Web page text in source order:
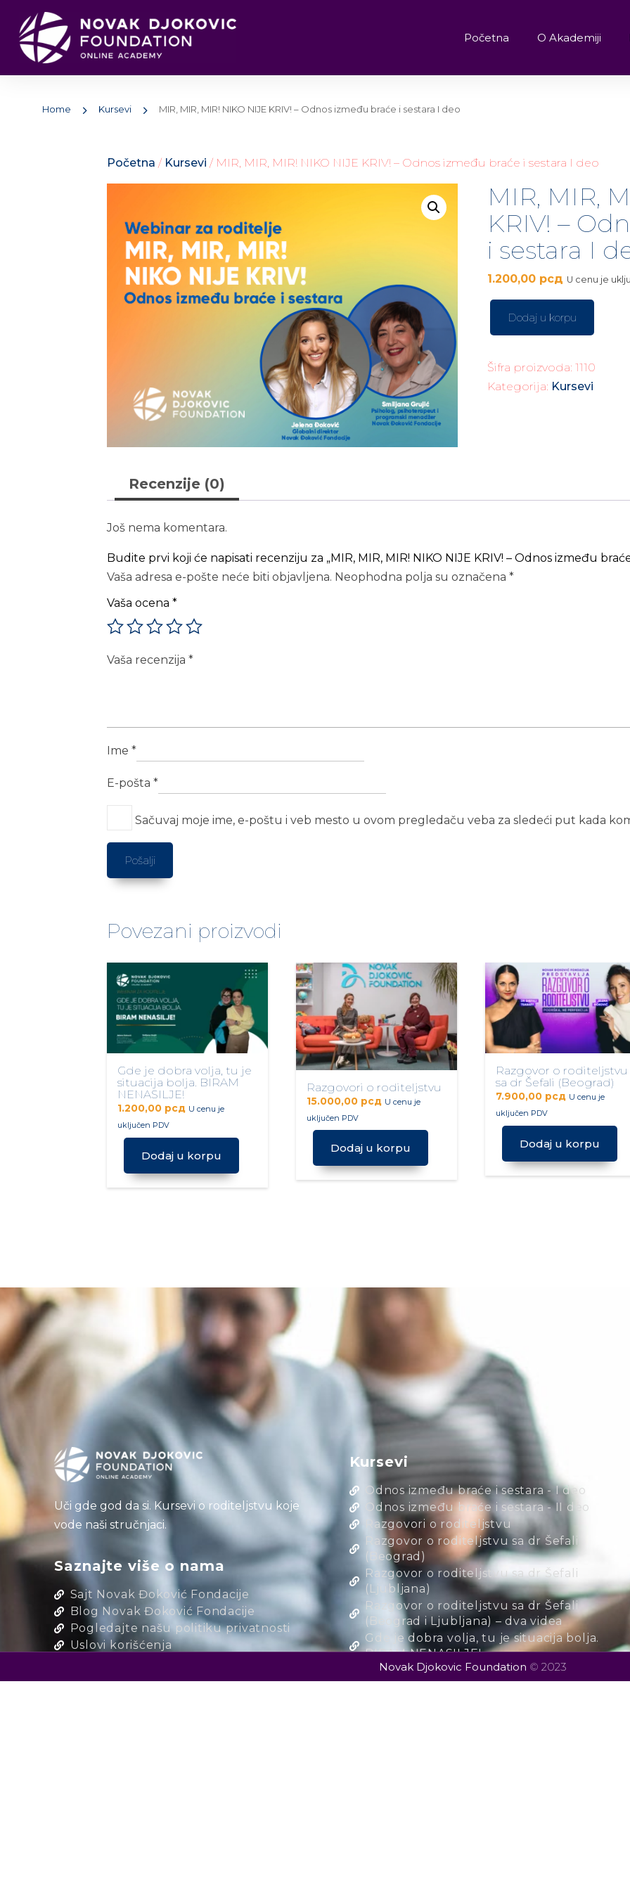
Početna O Akademiji
Home Kursevi MIR, MIR, MIR! NIKO NIJE KRIV! – Odnos između braće i sestara I deo
Početna / Kursevi / MIR, MIR, MIR! NIKO NIJE KRIV! – Odnos između braće i sestara I deo
MIR, MIR,
KRIV! –
i sestara I
1.200,00 рсд U cenu je
Dodaj u korpu
Šifra proizvoda: 1110
Kategorija: Kursevi
Recenzije (0)
Još nema komentara.
Budite prvi koji će napisati recenziju za „MIR, MIR, MIR! NIKO NIJE KRIV! – Odnos između
Vaša adresa e-pošte neće biti objavljena. Neophodna polja su označena *
Vaša ocena *
Vaša recenzija *
Ime *
E-pošta *
Sačuvaj moje ime, e-poštu i veb mesto u ovom pregledaču veba za sledeći put kada
Povezani proizvodi
Gde je dobra volja, tu je
situacija bolja. BIRAM
NENASILJE!
1.200,00 рсд U cenu je
uključen PDV
Dodaj u korpu
Razgovori o roditeljstvu
15.000,00 рсд U cenu je
uključen PDV
Dodaj u korpu
Razgovor o roditeljstvu
sa dr Šefali (Beograd)
7.900,00 рсд U cenu je
uključen PDV
Dodaj u korpu
Uči gde god da si. Kursevi o roditeljstvu koje
vode naši stručnjaci.
Saznajte više o nama
Sajt Novak Đoković Fondacije
Blog Novak Đoković Fondacije
Pogledajte našu politiku privatnosti
Uslovi korišćenja
Kursevi
Odnos između braće i sestara - I deo
Odnos između braće i sestara - II deo
Razgovori o roditeljstvu
Razgovor o roditeljstvu sa dr Šefali
(Beograd)
Razgovor o roditeljstvu sa dr Šefali
(Ljubljana)
Razgovor o roditeljstvu sa dr Šefali
(Beograd i Ljubljana) – dva videa
Gde je dobra volja, tu je situacija bolja.
BIRAM NENASILJE!
Novak Djokovic Foundation © 2023